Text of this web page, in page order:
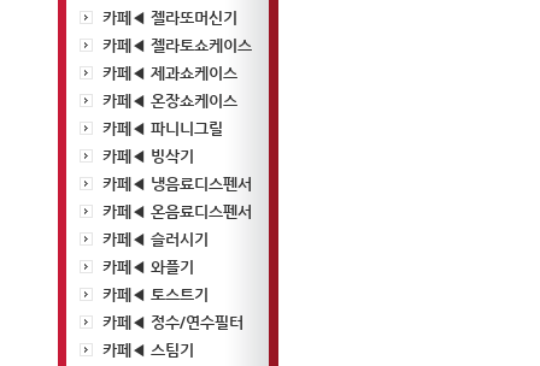
카페◀ 젤라또머신기
카페◀ 젤라토쇼케이스
카페◀ 제과쇼케이스
카페◀ 온장쇼케이스
카페◀ 파니니그릴
카페◀ 빙삭기
카페◀ 냉음료디스펜서
카페◀ 온음료디스펜서
카페◀ 슬러시기
카페◀ 와플기
카페◀ 토스트기
카페◀ 정수/연수필터
카페◀ 스팀기